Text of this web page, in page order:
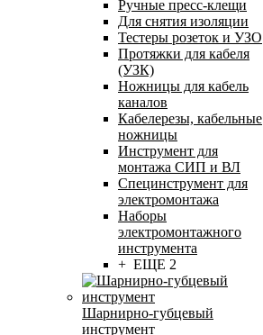
Ручные пресс-клещи
Для снятия изоляции
Тестеры розеток и УЗО
Протяжки для кабеля
(УЗК)
Ножницы для кабель
каналов
Кабелерезы, кабельные
ножницы
Инструмент для
монтажа СИП и ВЛ
Специнструмент для
электромонтажа
Наборы
электромонтажного
инструмента
+ ЕЩЕ 2
Шарнирно-губцевый
инструмент